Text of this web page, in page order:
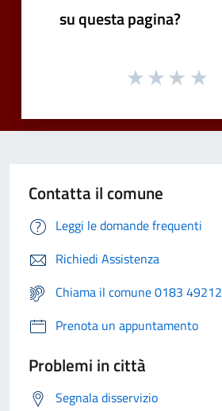
su questa pagina?
Contatta il comune
Leggi le domande frequenti
Richiedi Assistenza
Chiama il comune 0183 49212
Prenota un appuntamento
Problemi in città
Segnala disservizio